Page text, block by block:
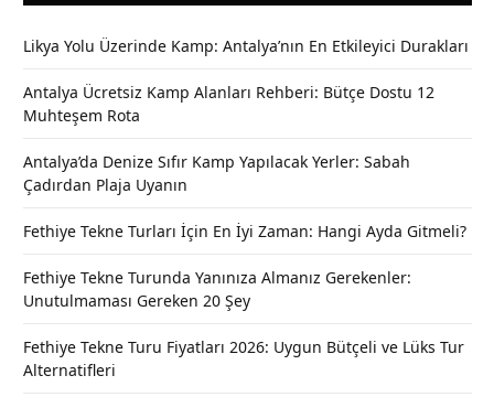
Likya Yolu Üzerinde Kamp: Antalya’nın En Etkileyici Durakları
Antalya Ücretsiz Kamp Alanları Rehberi: Bütçe Dostu 12
Muhteşem Rota
Antalya’da Denize Sıfır Kamp Yapılacak Yerler: Sabah
Çadırdan Plaja Uyanın
Fethiye Tekne Turları İçin En İyi Zaman: Hangi Ayda Gitmeli?
Fethiye Tekne Turunda Yanınıza Almanız Gerekenler:
Unutulmaması Gereken 20 Şey
Fethiye Tekne Turu Fiyatları 2026: Uygun Bütçeli ve Lüks Tur
Alternatifleri